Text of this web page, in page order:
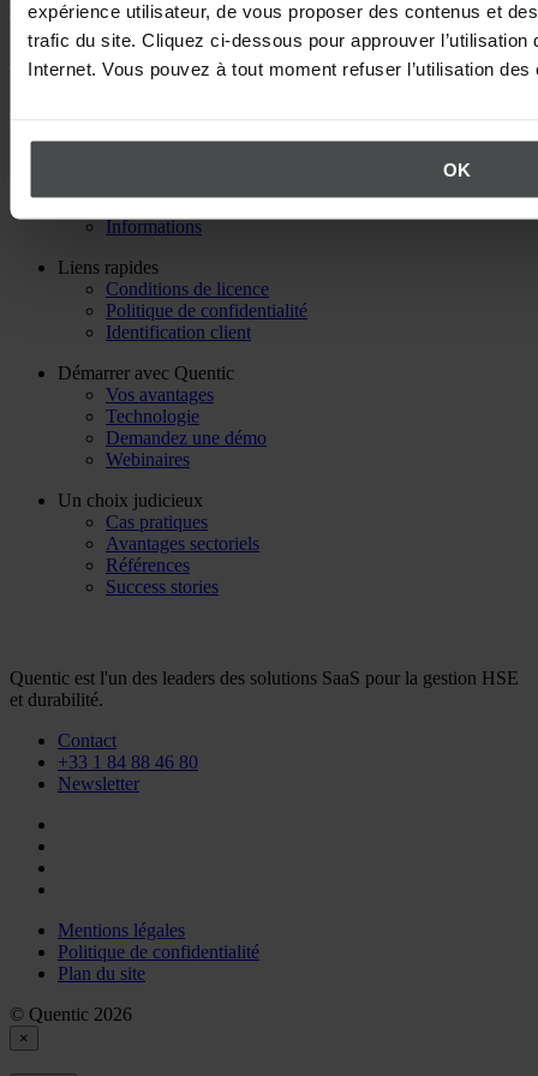
expérience utilisateur, de vous proposer des contenus et
trafic du site. Cliquez ci-dessous pour approuver
Internet. Vous pouvez à tout moment refuser l’utilisation
OK
l’utilisation de Quentic +33 1 84 88 46 80
Retour en haut
L’entreprise
Informations
Liens rapides
Conditions de licence
Politique de confidentialité
Identification client
Démarrer avec Quentic
Vos avantages
Technologie
Demandez une démo
Webinaires
Un choix judicieux
Cas pratiques
Avantages sectoriels
Références
Success stories
Quentic est l'un des leaders des solutions SaaS pour la gestion HSE
et durabilité.
Contact
+33 1 84 88 46 80
Newsletter
Mentions légales
Politique de confidentialité
Plan du site
© Quentic 2026
×